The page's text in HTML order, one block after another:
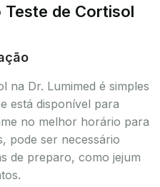
Teste de Cortisol
na Dr. Lumimed é simples
está disponível para
no melhor horário para
pode ser necessário
de preparo, como jejum